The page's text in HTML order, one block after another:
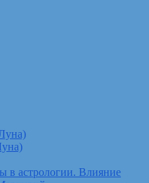
в астрологии. Влияние